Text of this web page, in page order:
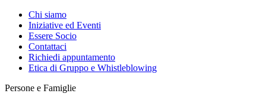
Chi siamo
Iniziative ed Eventi
Essere Socio
Contattaci
Richiedi appuntamento
Etica di Gruppo e Whistleblowing
Persone e Famiglie